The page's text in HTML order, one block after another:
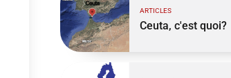
ARTICLES
Ceuta, c'est quoi?